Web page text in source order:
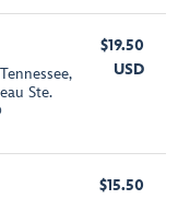
Ste.
$19.50
USD
$15.50